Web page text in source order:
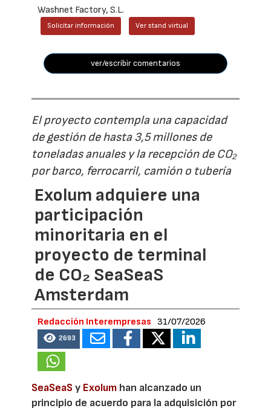
Washnet Factory, S.L.
Solicitar información Ver stand virtual
ver/escribir comentarios
El proyecto contempla una capacidad
de gestión de hasta 3,5 millones de
toneladas anuales y la recepción de CO₂
por barco, ferrocarril, camión o tubería
Exolum adquiere una
participación
minoritaria en el
proyecto de terminal
de CO₂ SeaSeaS
Amsterdam
Redacción Interempresas 31/07/2026
2693
SeaSeaSy Exolum han alcanzado un
principio de acuerdo para la adquisición por